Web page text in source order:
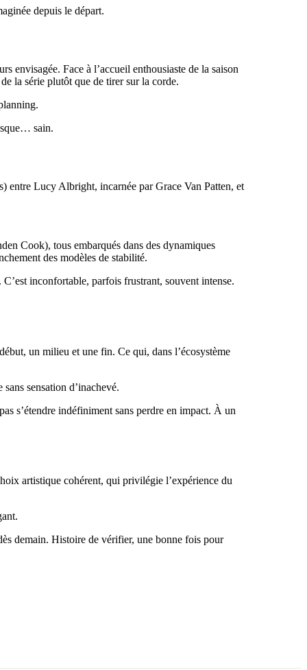
depuis le départ.
envisagée. Face à l’accueil enthousiaste de la saison
la série plutôt que de tirer sur la corde.
sain.
entre Lucy Albright, incarnée parGrace Van Patten, et
Cook), tous embarqués dans des dynamiques
des modèles de stabilité.
inconfortable, parfois frustrant, souvent intense.
un milieu et une fin. Ce qui, dans l’écosystème
sensation d’inachevé.
s’étendre indéfiniment sans perdre en impact. À un
artistique cohérent, qui privilégie l’expérience du
demain. Histoire de vérifier, une bonne fois pour